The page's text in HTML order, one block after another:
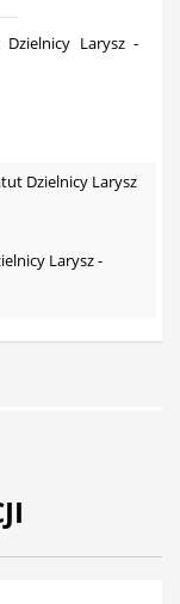
Larysz -
Dzielnicy Larysz
Larysz -